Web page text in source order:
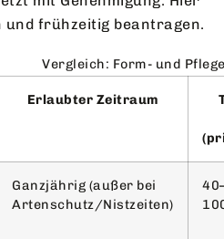
und frühzeitig beantragen.
Vergleich: Form- und
Erlaubter Zeitraum
Ganzjährig (außer bei
Artenschutz/Nistzeiten)